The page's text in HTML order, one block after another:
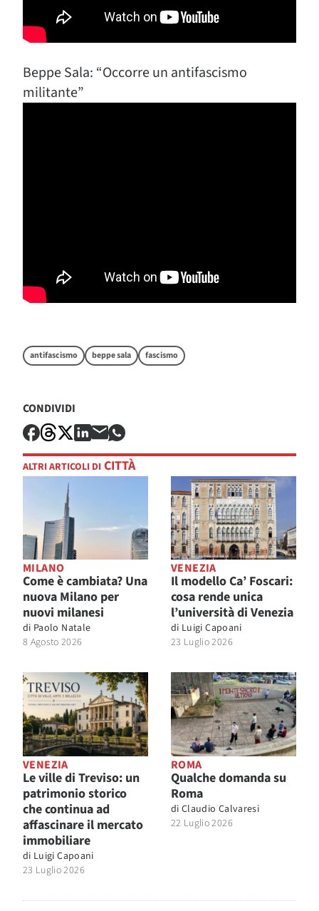
Beppe Sala: “Occorre un antifascismo
militante”
antifascismo beppe sala fascismo
CONDIVIDI
ALTRI ARTICOLI DI CITTÀ
MILANO
Come è cambiata? Una
nuova Milano per
nuovi milanesi
di Paolo Natale
8 Agosto 2026
VENEZIA
Il modello Ca’ Foscari:
cosa rende unica
l’università di Venezia
di Luigi Capoani
23 Luglio 2026
VENEZIA
Le ville di Treviso: un
patrimonio storico
che continua ad
affascinare il mercato
immobiliare
di Luigi Capoani
23 Luglio 2026
ROMA
Qualche domanda su
Roma
di Claudio Calvaresi
22 Luglio 2026